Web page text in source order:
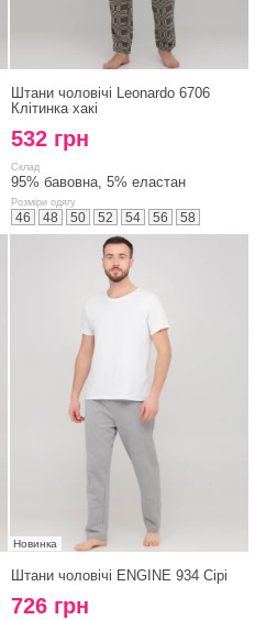
Штани чоловічі Leonardo 6706
Клітинка хакі
532 грн
Склад
95% бавовна, 5% еластан
Розміри одягу
46 48 50 52 54 56 58
Новинка
Штани чоловічі ENGINE 934 Сірі
726 грн